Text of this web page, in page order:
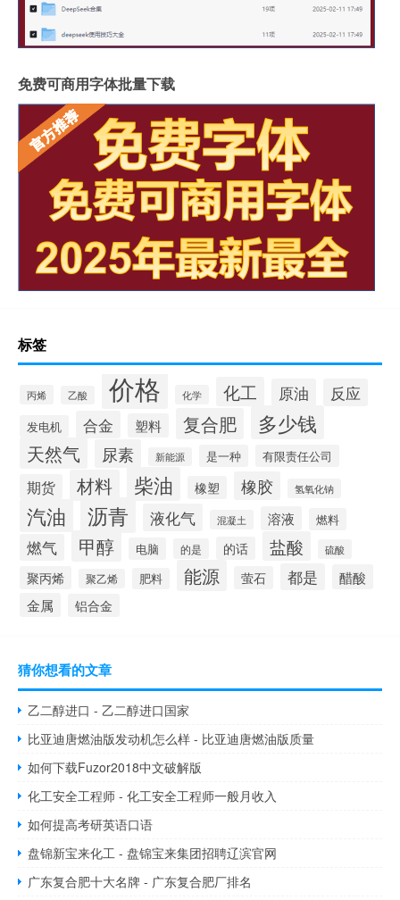
免费可商用字体批量下载
标签
丙烯 乙酸 价格 化学 化工 原油 反应
发电机 合金 塑料 复合肥 多少钱
天然气 尿素 新能源 是一种 有限责任公司
期货 材料 柴油 橡塑 橡胶 氢氧化钠
汽油 沥青 液化气 混凝土 溶液 燃料
燃气 甲醇 电脑 的是 的话 盐酸 硫酸
聚丙烯 聚乙烯 肥料 能源 萤石 都是 醋酸
金属 铝合金
猜你想看的文章
乙二醇进口 - 乙二醇进口国家
比亚迪唐燃油版发动机怎么样 - 比亚迪唐燃油版质量
如何下载Fuzor2018中文破解版
化工安全工程师 - 化工安全工程师一般月收入
如何提高考研英语口语
盘锦新宝来化工 - 盘锦宝来集团招聘辽滨官网
广东复合肥十大名牌 - 广东复合肥厂排名